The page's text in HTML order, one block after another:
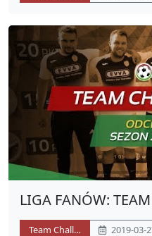
LIGA FANÓW:
MIKSTURA
Team Challenge 2019-03-